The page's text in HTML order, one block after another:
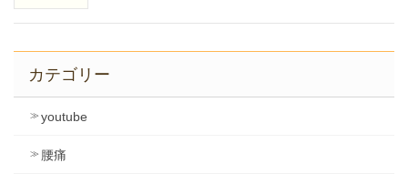
カテゴリー
youtube
腰痛